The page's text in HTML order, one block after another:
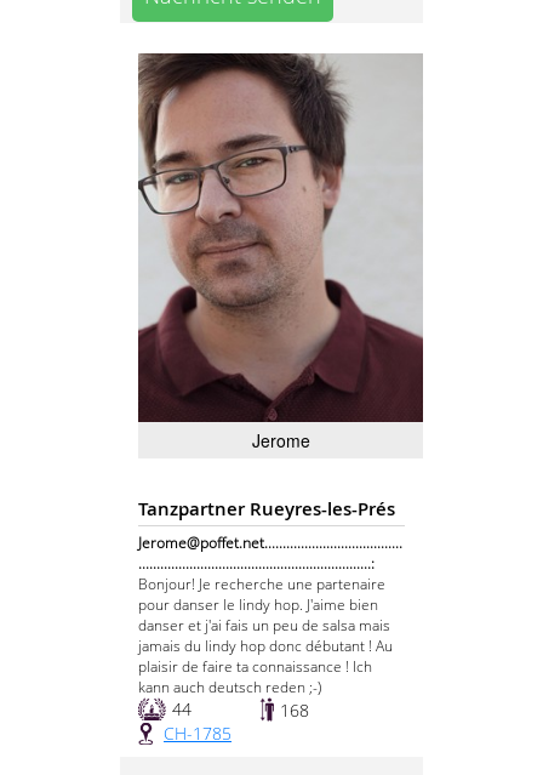
Jerome
Tanzpartner Rueyres-les-Prés
Jerome@poffet.net......................................
................................................................:
Bonjour! Je recherche une partenaire
pour danser le lindy hop. J'aime bien
danser et j'ai fais un peu de salsa mais
jamais du lindy hop donc débutant ! Au
plaisir de faire ta connaissance ! Ich
kann auch deutsch reden ;-)
44
168
CH-1785